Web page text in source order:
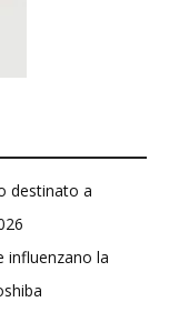
destinato a
influenzano la